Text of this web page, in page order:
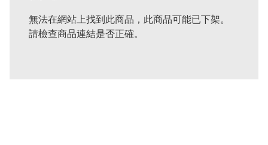
無法在網站上找到此商品，此商品可能已下架。
請檢查商品連結是否正確。